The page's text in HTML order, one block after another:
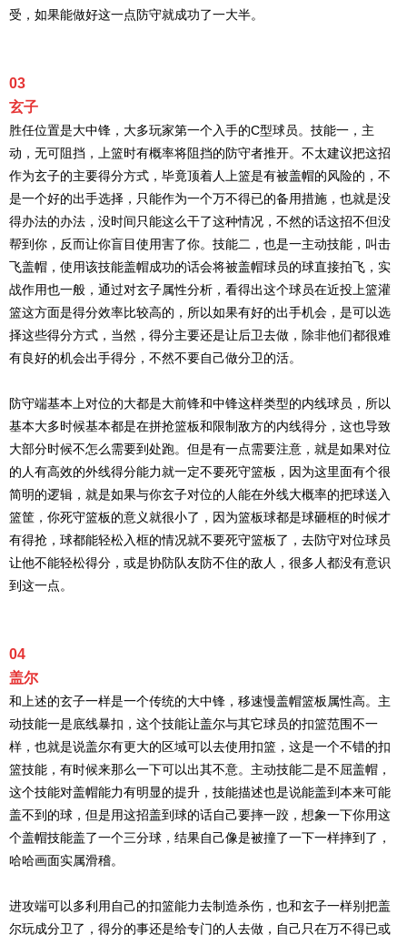
受，如果能做好这一点防守就成功了一大半。
03
玄子
胜任位置是大中锋，大多玩家第一个入手的C型球员。技能一，主
动，无可阻挡，上篮时有概率将阻挡的防守者推开。不太建议把这招
作为玄子的主要得分方式，毕竟顶着人上篮是有被盖帽的风险的，不
是一个好的出手选择，只能作为一个万不得已的备用措施，也就是没
得办法的办法，没时间只能这么干了这种情况，不然的话这招不但没
帮到你，反而让你盲目使用害了你。技能二，也是一主动技能，叫击
飞盖帽，使用该技能盖帽成功的话会将被盖帽球员的球直接拍飞，实
战作用也一般，通过对玄子属性分析，看得出这个球员在近投上篮灌
篮这方面是得分效率比较高的，所以如果有好的出手机会，是可以选
择这些得分方式，当然，得分主要还是让后卫去做，除非他们都很难
有良好的机会出手得分，不然不要自己做分卫的活。
防守端基本上对位的大都是大前锋和中锋这样类型的内线球员，所以
基本大多时候基本都是在拼抢篮板和限制敌方的内线得分，这也导致
大部分时候不怎么需要到处跑。但是有一点需要注意，就是如果对位
的人有高效的外线得分能力就一定不要死守篮板，因为这里面有个很
简明的逻辑，就是如果与你玄子对位的人能在外线大概率的把球送入
篮筐，你死守篮板的意义就很小了，因为篮板球都是球砸框的时候才
有得抢，球都能轻松入框的情况就不要死守篮板了，去防守对位球员
让他不能轻松得分，或是协防队友防不住的敌人，很多人都没有意识
到这一点。
04
盖尔
和上述的玄子一样是一个传统的大中锋，移速慢盖帽篮板属性高。主
动技能一是底线暴扣，这个技能让盖尔与其它球员的扣篮范围不一
样，也就是说盖尔有更大的区域可以去使用扣篮，这是一个不错的扣
篮技能，有时候来那么一下可以出其不意。主动技能二是不屈盖帽，
这个技能对盖帽能力有明显的提升，技能描述也是说能盖到本来可能
盖不到的球，但是用这招盖到球的话自己要摔一跤，想象一下你用这
个盖帽技能盖了一个三分球，结果自己像是被撞了一下一样摔到了，
哈哈画面实属滑稽。
进攻端可以多利用自己的扣篮能力去制造杀伤，也和玄子一样别把盖
尔玩成分卫了，得分的事还是给专门的人去做，自己只在万不得已或